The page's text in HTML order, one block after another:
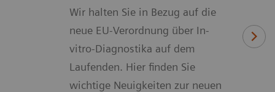
Wir halten Sie in Bezug auf die
neue EU-Verordnung über In-
vitro-Diagnostika auf dem
Laufenden. Hier finden Sie
wichtige Neuigkeiten zur neuen